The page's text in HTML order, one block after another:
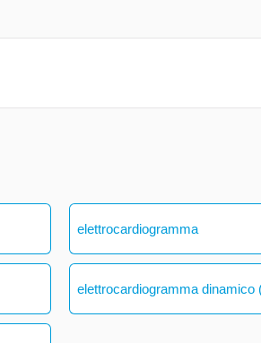
elettrocardiogramma
elettrocardiogramma dinamico